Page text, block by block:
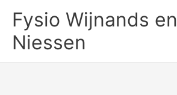
naar
inhoud
Fysio Wijnands en
Niessen